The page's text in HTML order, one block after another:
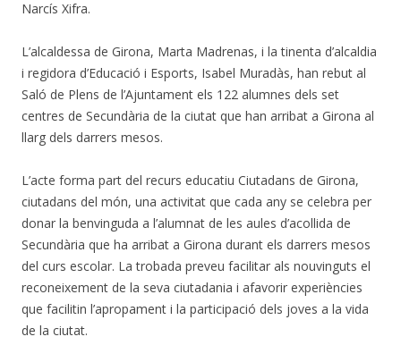
Narcís Xifra.
L’alcaldessa de Girona, Marta Madrenas, i la tinenta d’alcaldia
i regidora d’Educació i Esports, Isabel Muradàs, han rebut al
Saló de Plens de l’Ajuntament els 122 alumnes dels set
centres de Secundària de la ciutat que han arribat a Girona al
llarg dels darrers mesos.
L’acte forma part del recurs educatiu Ciutadans de Girona,
ciutadans del món, una activitat que cada any se celebra per
donar la benvinguda a l’alumnat de les aules d’acollida de
Secundària que ha arribat a Girona durant els darrers mesos
del curs escolar. La trobada preveu facilitar als nouvinguts el
reconeixement de la seva ciutadania i afavorir experiències
que facilitin l’apropament i la participació dels joves a la vida
de la ciutat.